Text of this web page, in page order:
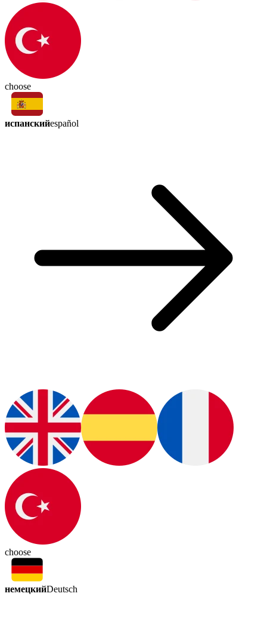
choose
испанскийespañol
choose
немецкийDeutsch